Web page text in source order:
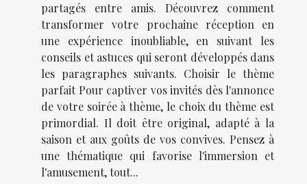
partagés entre amis. Découvrez comment
transformer votre prochaine réception en
une expérience inoubliable, en suivant les
conseils et astuces qui seront développés dans
les paragraphes suivants. Choisir le thème
parfait Pour captiver vos invités dès l'annonce
de votre soirée à thème, le choix du thème est
primordial. Il doit être original, adapté à la
saison et aux goûts de vos convives. Pensez à
une thématique qui favorise l'immersion et
l'amusement, tout...